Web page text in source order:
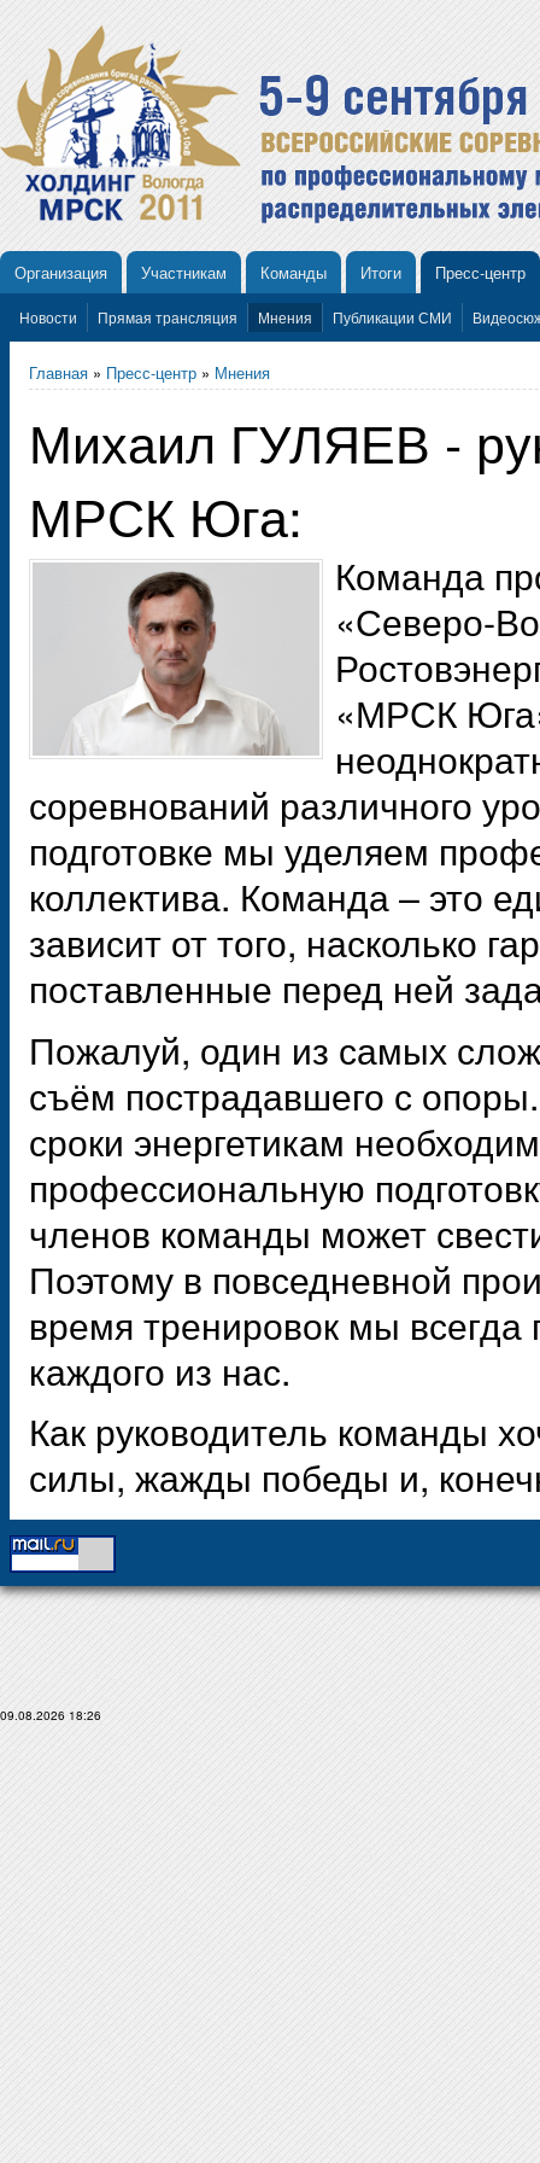
Организация Участникам Команды Итоги Пресс-центр
Новости Прямая трансляция Мнения Публикации СМИ
Главная » Пресс-центр » Мнения
Михаил ГУЛЯЕВ -
МРСК Юга:
Команда
«Северо-
«МРСК
соревнований различного
подготовке мы уделяем
коллектива. Команда – это
зависит от того, насколько
поставленные перед ней
Пожалуй, один из самых
съём пострадавшего с
сроки энергетикам
профессиональную
членов команды может
Поэтому в повседневной
время тренировок мы всегда
каждого из нас.
Как руководитель команды
силы, жажды победы и,
09.08.2026 18:26